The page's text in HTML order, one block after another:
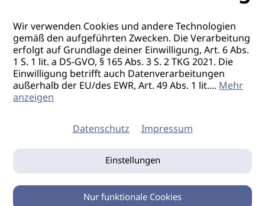
Wir verwenden Cookies und andere Technologien
gemäß den aufgeführten Zwecken. Die Verarbeitung
erfolgt auf Grundlage deiner Einwilligung, Art. 6 Abs.
1 S. 1 lit. a DS-GVO, § 165 Abs. 3 S. 2 TKG 2021. Die
Einwilligung betrifft auch Datenverarbeitungen
außerhalb der EU/des EWR, Art. 49 Abs. 1 lit....Mehr
anzeigen
Datenschutz Impressum
Einstellungen
Nur funktionale Cookies